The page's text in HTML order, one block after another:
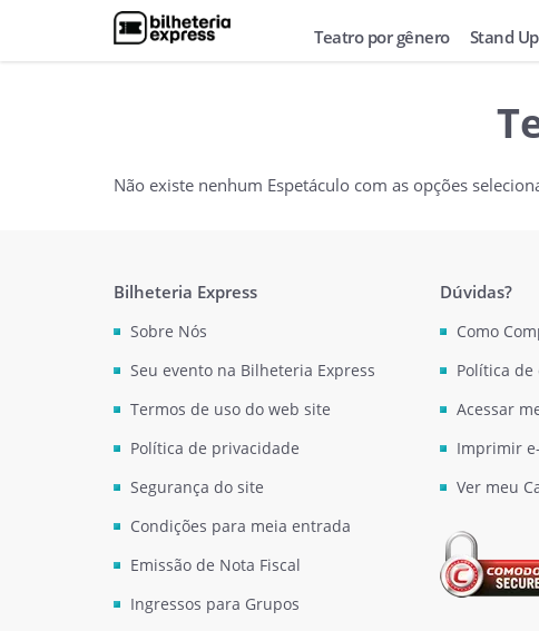
Teatro por gênero Stand Up
Não existe nenhum Espetáculo com as opções
Bilheteria Express
Sobre Nós
Seu evento na Bilheteria Express
Termos de uso do web site
Política de privacidade
Segurança do site
Condições para meia entrada
Emissão de Nota Fiscal
Ingressos para Grupos
Dúvidas?
Como
Política
Acessar
Imprimir
Ver meu